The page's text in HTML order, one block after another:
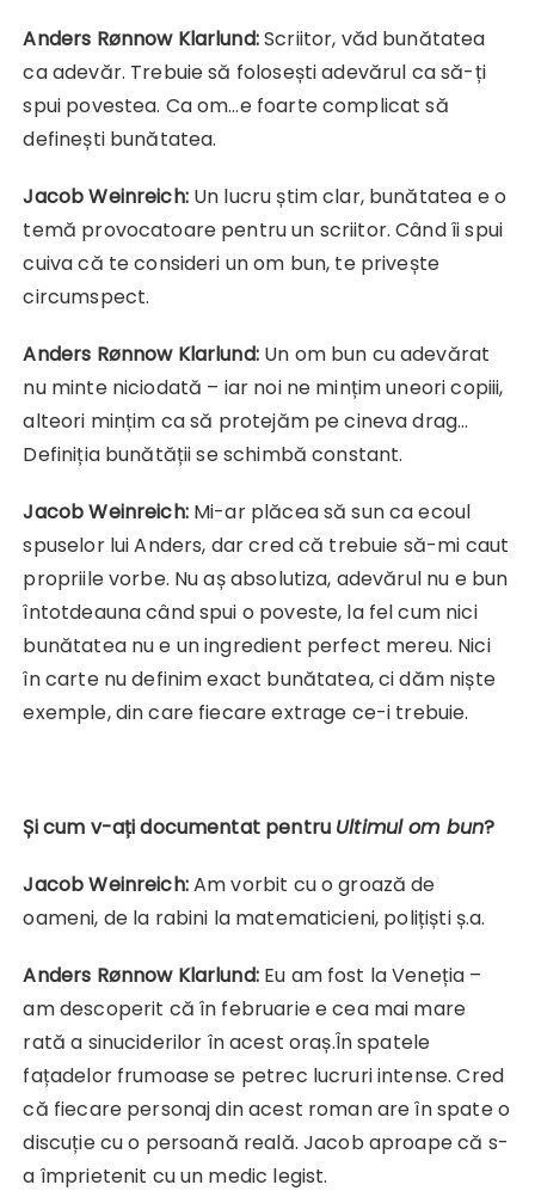
Anders Rønnow Klarlund:Scriitor, văd bunătatea
ca adevăr. Trebuie să folosești adevărul ca să-ți
spui povestea. Ca om…e foarte complicat să
definești bunătatea.
Jacob Weinreich: Un lucru știm clar, bunătatea e o
temă provocatoare pentru un scriitor. Când îi spui
cuiva că te consideri un om bun, te privește
circumspect.
Anders Rønnow Klarlund: Un om bun cu adevărat
nu minte niciodată – iar noi ne mințim uneori copiii,
alteori mințim ca să protejăm pe cineva drag…
Definiția bunătății se schimbă constant.
Jacob Weinreich: Mi-ar plăcea să sun ca ecoul
spuselor lui Anders, dar cred că trebuie să-mi caut
propriile vorbe. Nu aș absolutiza, adevărul nu e bun
întotdeauna când spui o poveste, la fel cum nici
bunătatea nu e un ingredient perfect mereu. Nici
în carte nu definim exact bunătatea, ci dăm niște
exemple, din care fiecare extrage ce-i trebuie.
Și cum v-ați documentat pentru Ultimul om bun?
Jacob Weinreich:Am vorbit cu o groază de
oameni, de la rabini la matematicieni, polițiști ș.a.
Anders Rønnow Klarlund: Eu am fost la Veneția –
am descoperit că în februarie e cea mai mare
rată a sinuciderilor în acest oraș.În spatele
fațadelor frumoase se petrec lucruri intense. Cred
că fiecare personaj din acest roman are în spate o
discuție cu o persoană reală. Jacob aproape că s-
a împrietenit cu un medic legist.